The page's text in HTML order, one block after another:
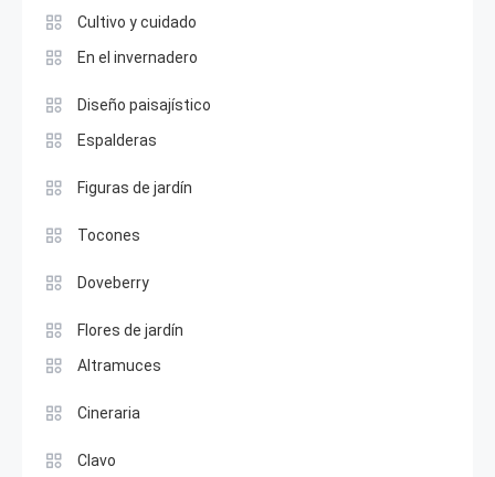
Cultivo y cuidado
En el invernadero
Diseño paisajístico
Espalderas
Figuras de jardín
Tocones
Doveberry
Flores de jardín
Altramuces
Cineraria
Clavo